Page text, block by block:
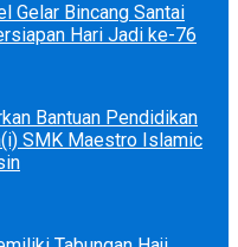
Gelar Bincang Santai
Hari Jadi ke-76
Bantuan Pendidikan
SMK Maestro Islamic